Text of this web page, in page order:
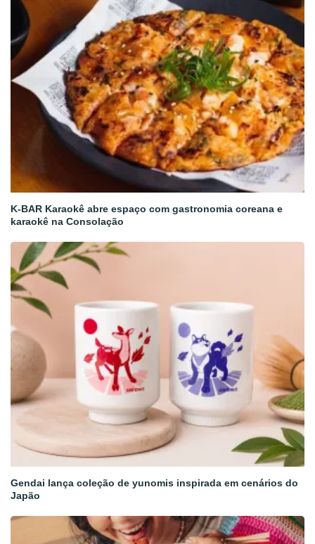
K-BAR Karaokê abre espaço com gastronomia coreana e
karaokê na Consolação
Gendai lança coleção de yunomis inspirada em cenários do
Japão